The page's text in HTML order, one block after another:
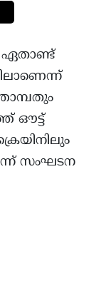
ഏതാണ്ട്
ഔട്ട്
സംഘടന